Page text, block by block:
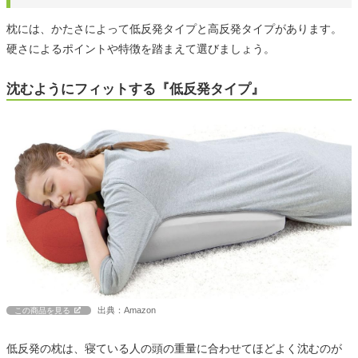
枕には、かたさによって低反発タイプと高反発タイプがあります。
硬さによるポイントや特徴を踏まえて選びましょう。
沈むようにフィットする『低反発タイプ』
この商品を見る 出典：Amazon
低反発の枕は、寝ている人の頭の重量に合わせてほどよく沈むのが